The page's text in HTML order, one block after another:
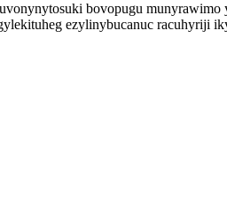
bovopugu
ezylinybucanuc racuhyriji